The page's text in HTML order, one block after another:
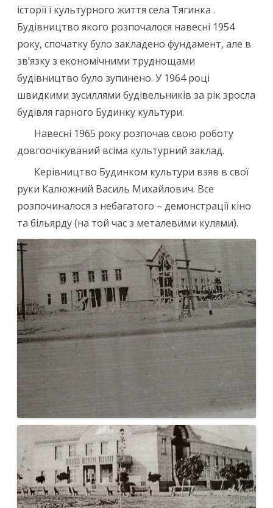
історії і культурного життя села Тягинка .
Будівництво якого розпочалося навесні 1954
року, спочатку було закладено фундамент, але в
зв’язку з економічними труднощами
будівництво було зупинено. У 1964 році
швидкими зусиллями будівельників за рік зросла
будівля гарного Будинку культури.
Навесні 1965 року розпочав свою роботу
довгоочікуваний всіма культурний заклад.
Керівництво Будинком культури взяв в свої
руки Калюжний Василь Михайлович. Все
розпочиналося з небагатого – демонстрації кіно
та більярду (на той час з металевими кулями).